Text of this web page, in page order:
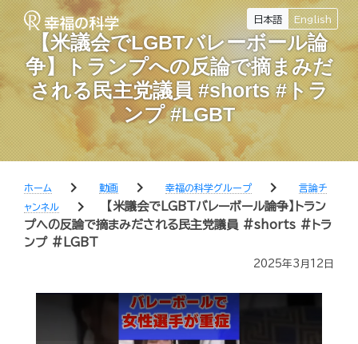
日本語 English
【米議会でLGBTバレーボール論
争】トランプへの反論で摘まみだ
される民主党議員 #shorts #トラ
ンプ #LGBT
ホーム chevron_right 動画 chevron_right 幸福の科学グループ chevron_right
言論チ
ャンネル
chevron_right
【米議会でLGBTバレーボール論争】トラン
プへの反論で摘まみだされる民主党議員 #shorts #トラ
ンプ #LGBT
2025年3月12日